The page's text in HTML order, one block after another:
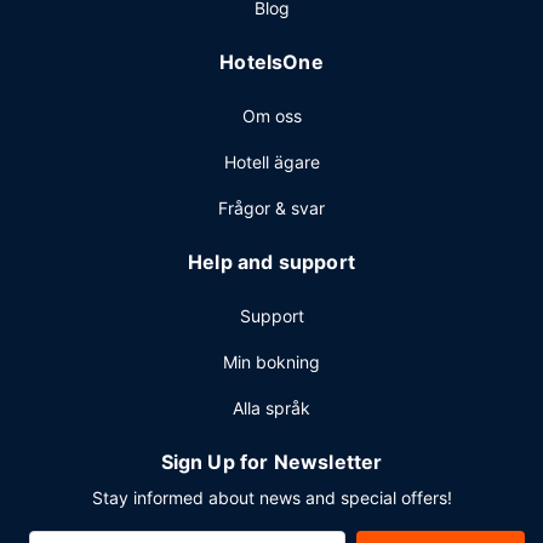
Blog
HotelsOne
Om oss
Hotell ägare
Frågor & svar
Help and support
Support
Min bokning
Alla språk
Sign Up for Newsletter
Stay informed about news and special offers!